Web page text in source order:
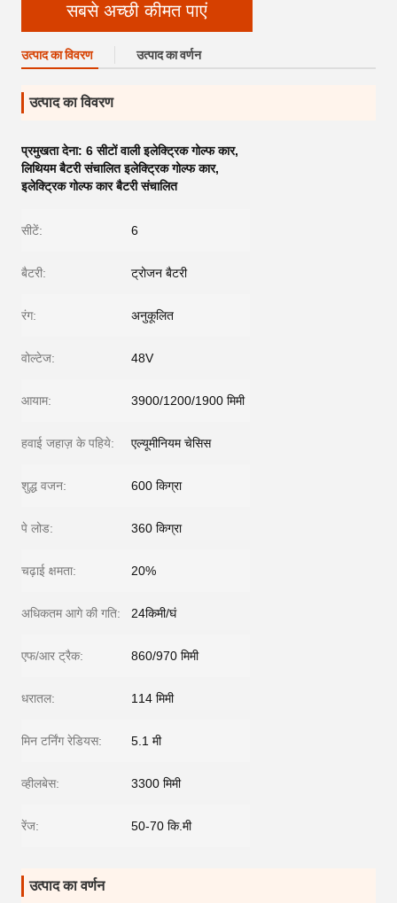
सबसे अच्छी कीमत पाएं
उत्पाद का विवरण उत्पाद का वर्णन
उत्पाद का विवरण
प्रमुखता देना: 6 सीटों वाली इलेक्ट्रिक गोल्फ कार,
लिथियम बैटरी संचालित इलेक्ट्रिक गोल्फ कार,
इलेक्ट्रिक गोल्फ कार बैटरी संचालित
सीटें: 6
बैटरी: ट्रोजन बैटरी
रंग: अनुकूलित
वोल्टेज: 48V
आयाम: 3900/1200/1900 मिमी
हवाई जहाज़ के पहिये: एल्यूमीनियम चेसिस
शुद्ध वजन: 600 किग्रा
पे लोड: 360 किग्रा
चढ़ाई क्षमता: 20%
अधिकतम आगे की गति: 24किमी/घं
एफ/आर ट्रैक: 860/970 मिमी
धरातल: 114 मिमी
मिन टर्निंग रेडियस: 5.1 मी
व्हीलबेस: 3300 मिमी
रेंज: 50-70 कि.मी
उत्पाद का वर्णन